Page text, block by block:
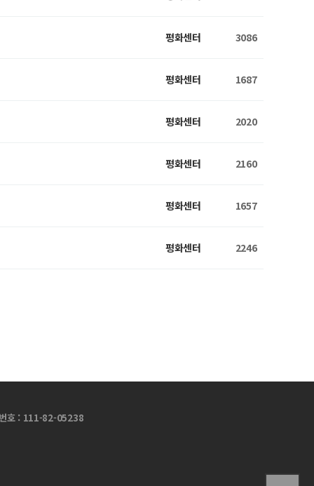
평화센터 3086
평화센터 1687
평화센터 2020
평화센터 2160
평화센터 1657
평화센터 2246
호 : 111-82-05238